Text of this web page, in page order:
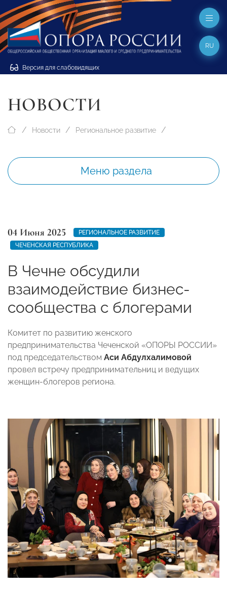
Версия для слабовидящих
RU
НОВОСТИ
Новости Региональное развитие
Меню раздела
04 Июня 2025
РЕГИОНАЛЬНОЕ РАЗВИТИЕ
ЧЕЧЕНСКАЯ РЕСПУБЛИКА
В Чечне обсудили
взаимодействие бизнес-
сообщества с блогерами
Комитет по развитию женского
предпринимательства Чеченской «ОПОРЫ РОССИИ»
под председательством Аси Абдулхалимовой
провел встречу предпринимательниц и ведущих
женщин-блогеров региона.